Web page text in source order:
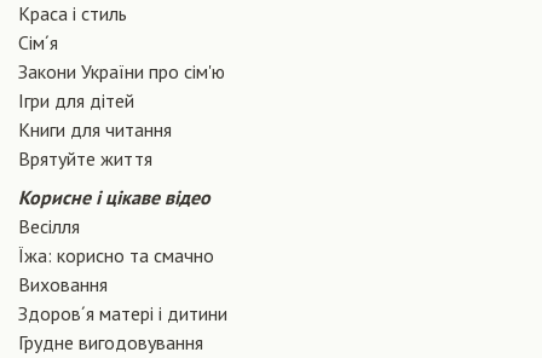
Краса і стиль
Сiм´я
Закони України про сiм'ю
Ігри для дітей
Книги для читання
Врятуйте життя
Корисне і цікаве відео
Весілля
Їжа: корисно та смачно
Виховання
Здоров´я матері і дитини
Грудне вигодовування